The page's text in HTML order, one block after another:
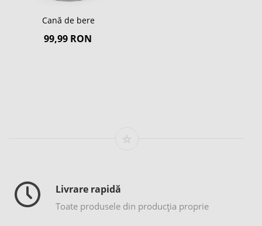
Cană de bere
99,99 RON
Livrare rapidă
Toate produsele din producția proprie